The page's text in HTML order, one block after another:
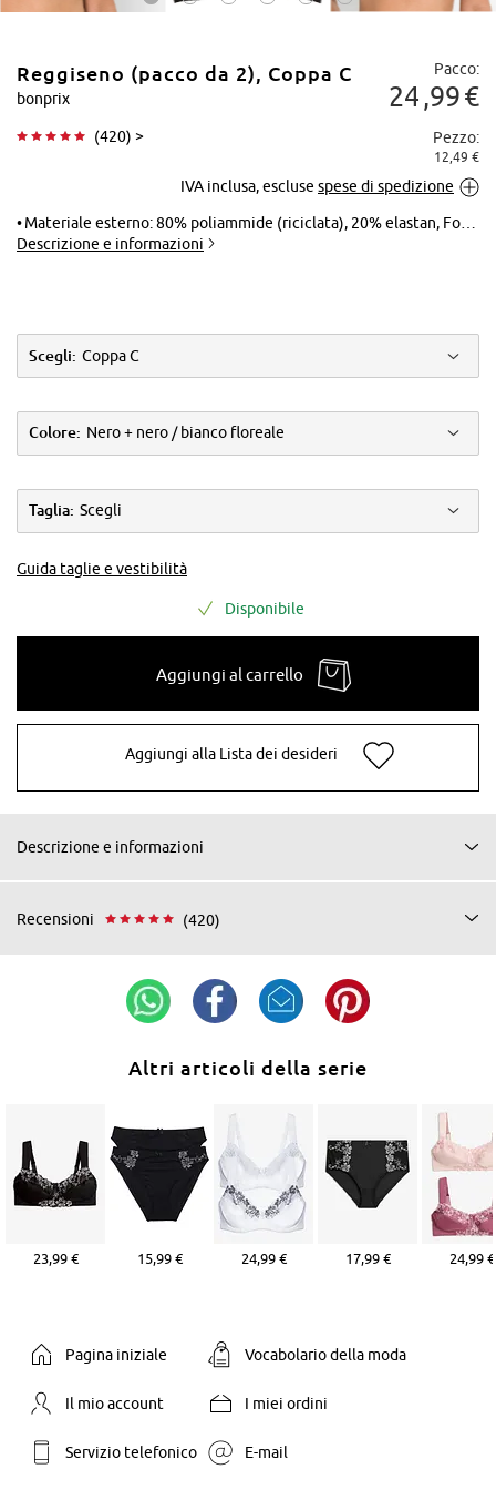
Tocca per
ingrandire
Reggiseno (pacco da 2), Coppa C
bonprix
(420) >
Pacco:
24 99€
Pezzo:
12,49 €
IVA inclusa, escluse spese di spedizione
Materiale esterno: 80% poliammide (riciclata), 20% elastan, Fodera: 90% poliammide, 10% elastan
Descrizione e informazioni
Scegli: Coppa C
Colore: Nero + nero / bianco floreale
Taglia: Scegli
Guida taglie e vestibilità
Disponibile
Aggiungi al carrello
Aggiungi alla Lista dei desideri
Descrizione e informazioni
Recensioni (420)
Altri articoli della serie
23,99 € 15,99 € 24,99 € 17,99 € 24,99 €
Pagina iniziale Vocabolario della moda
Il mio account I miei ordini
Servizio telefonico E-mail